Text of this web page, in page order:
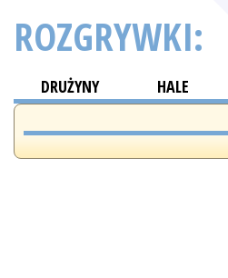
ROZGRYWKI:
DRUŻYNY HALE